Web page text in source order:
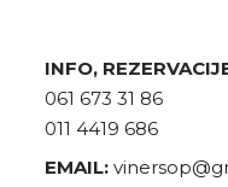
INFO,
061 673 31 86
011 4419 686
EMAIL: